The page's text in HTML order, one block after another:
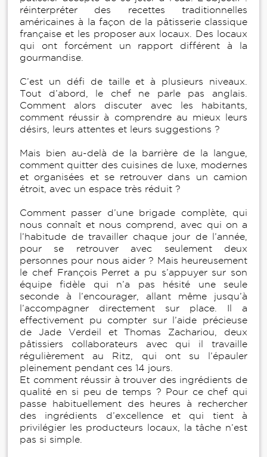
réinterpréter des recettes traditionnelles
américaines à la façon de la pâtisserie classique
française et les proposer aux locaux. Des locaux
qui ont forcément un rapport différent à la
gourmandise.
C’est un défi de taille et à plusieurs niveaux.
Tout d’abord, le chef ne parle pas anglais.
Comment alors discuter avec les habitants,
comment réussir à comprendre au mieux leurs
désirs, leurs attentes et leurs suggestions ?
Mais bien au-delà de la barrière de la langue,
comment quitter des cuisines de luxe, modernes
et organisées et se retrouver dans un camion
étroit, avec un espace très réduit ?
Comment passer d’une brigade complète, qui
nous connaît et nous comprend, avec qui on a
l’habitude de travailler chaque jour de l’année,
pour se retrouver avec seulement deux
personnes pour nous aider ? Mais heureusement
le chef François Perret a pu s’appuyer sur son
équipe fidèle qui n’a pas hésité une seule
seconde à l’encourager, allant même jusqu’à
l’accompagner directement sur place. Il a
effectivement pu compter sur l’aide précieuse
de Jade Verdeil et Thomas Zachariou, deux
pâtissiers collaborateurs avec qui il travaille
régulièrement au Ritz, qui ont su l’épauler
pleinement pendant ces 14 jours.
Et comment réussir à trouver des ingrédients de
qualité en si peu de temps ? Pour ce chef qui
passe habituellement des heures à rechercher
des ingrédients d’excellence et qui tient à
privilégier les producteurs locaux, la tâche n’est
pas si simple.